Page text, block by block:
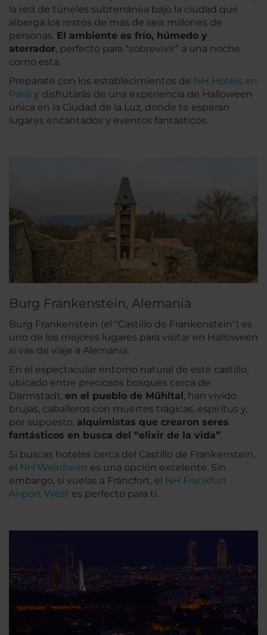
la red de túneles subterránea bajo la ciudad que
alberga los restos de más de seis millones de
personas. El ambiente es frío, húmedo y
aterrador, perfecto para “sobrevivir” a una noche
como esta.
Prepárate con los establecimientos de NH Hotels en
París y disfrutarás de una experiencia de Halloween
única en la Ciudad de la Luz, donde te esperan
lugares encantados y eventos fantásticos.
Burg Frankenstein, Alemania
Burg Frankenstein (el "Castillo de Frankenstein") es
uno de los mejores lugares para visitar en Halloween
si vas de viaje a Alemania.
En el espectacular entorno natural de este castillo,
ubicado entre preciosos bosques cerca de
Darmstadt, en el pueblo de Mühltal, han vivido
brujas, caballeros con muertes trágicas, espíritus y,
por supuesto, alquimistas que crearon seres
fantásticos en busca del “elixir de la vida”.
Si buscas hoteles cerca del Castillo de Frankenstein,
el NH Weinheim es una opción excelente. Sin
embargo, si vuelas a Fráncfort, el NH Frankfurt
Airport West es perfecto para ti.